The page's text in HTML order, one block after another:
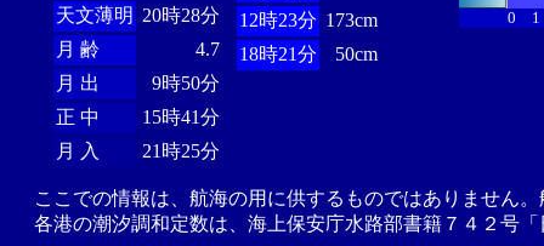
天文薄明 20時28分
月 齢
4.7
月 出
9時50分
正 中
15時41分
月 入
21時25分
12時23分 173cm
18時21分
50cm
0 1
ここでの情報は、航海の用に供するものではありません
各港の潮汐調和定数は、海上保安庁水路部書籍７４２号